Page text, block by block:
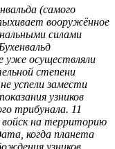
(самого
вооружённое
силами
уже осуществляли
степени
успели замести
узников
трибунала. 11
войск на территорию
когда планета
узников